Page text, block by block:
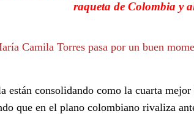
raqueta de Colombia y
Camila Torres pasa por un buen
están consolidando como la cuarta
que en el plano colombiano rivaliza